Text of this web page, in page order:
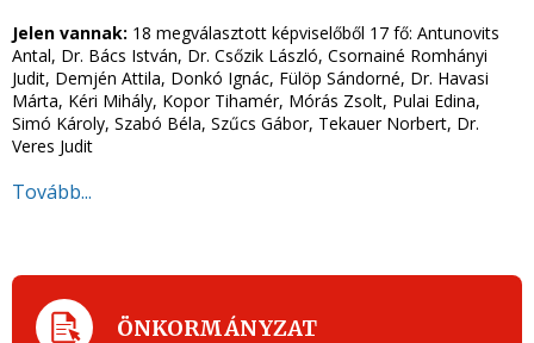
Jelen vannak: 18 megválasztott képviselőből 17 fő: Antunovits
Antal, Dr. Bács István, Dr. Csőzik László, Csornainé Romhányi
Judit, Demjén Attila, Donkó Ignác, Fülöp Sándorné, Dr. Havasi
Márta, Kéri Mihály, Kopor Tihamér, Mórás Zsolt, Pulai Edina,
Simó Károly, Szabó Béla, Szűcs Gábor, Tekauer Norbert, Dr.
Veres Judit
Tovább...
ÖNKORMÁNYZAT